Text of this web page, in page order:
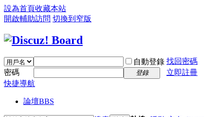
設為首頁收藏本站
開啟輔助訪問 切換到窄版
自動登錄 找回密碼
密碼
登錄
立即註冊
快捷導航
論壇BBS